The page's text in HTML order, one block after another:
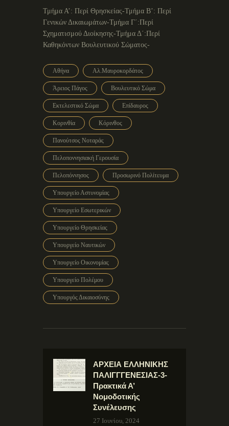
Τμήμα Α’: Περί Θρησκείας-Τμήμα Β’: Περί
Γενικών Δικαιωμάτων-Τμήμα Γ΄:Περί
Σχηματισμού Διοίκησης-Τμήμα Δ΄:Περί
Καθηκόντων Βουλευτικού Σώματος-
Αθήνα Αλ.Μαυροκορδάτος
Άρειος Πάγος Βουλευτικό Σώμα
Εκτελεστικό Σώμα Επίδαυρος
Κορινθία Κόρινθος
Πανούτσος Νοταράς
Πελοποννησιακή Γερουσία
Πελοπόννησος Προσωρινό Πολίτευμα
Υπουργείο Αστυνομίας
Υπουργείο Εσωτερικών
Υπουργείο Θρησκείας
Υπουργείο Ναυτικών
Υπουργείο Οικονομίας
Υπουργείο Πολέμου
Υπουργός Δικαιοσύνης
ΑΡΧΕΙΑ ΕΛΛΗΝΙΚΗΣ
ΠΑΛΙΓΓΓΕΝΕΣΙΑΣ-3-
Πρακτικά Α’
Νομοδοτικής
Συνέλευσης
27 Ιουνίου, 2024